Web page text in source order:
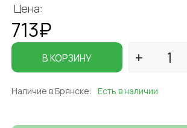
Цена:
713₽
В КОРЗИНУ
Наличие в Брянске: Есть в наличии